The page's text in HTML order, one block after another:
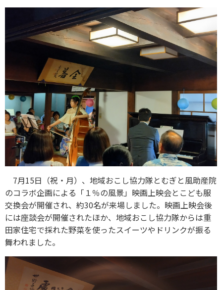
7月15日（祝・月）、地域おこし協力隊とむぎと風助産院
のコラボ企画による「１％の風景」映画上映会とこども服
交換会が開催され、約30名が来場しました。映画上映会後
には座談会が開催されたほか、地域おこし協力隊からは重
田家住宅で採れた野菜を使ったスイーツやドリンクが振る
舞われました。